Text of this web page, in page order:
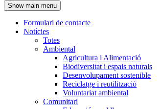
l'encapçalament
Show main menu
Navegació
principal
Formulari de contacte
Notícies
Totes
Ambiental
Agricultura i Alimentació
Biodiversitat i espais naturals
Desenvolupament sostenible
Reciclatge i reutilització
Voluntariat ambiental
Comunitari